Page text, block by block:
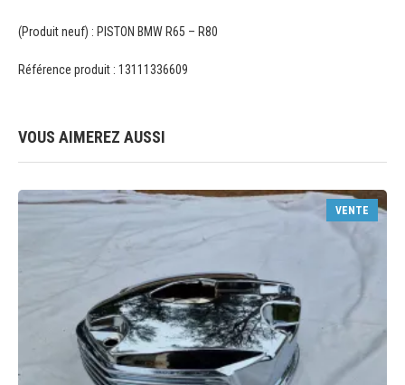
(Produit neuf) : PISTON BMW R65 – R80
Référence produit : 13111336609
VOUS AIMEREZ AUSSI
VENTE